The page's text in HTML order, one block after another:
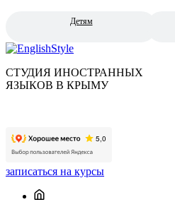
Детям
СТУДИЯ ИНОСТРАННЫХ
ЯЗЫКОВ В КРЫМУ
записаться на курсы